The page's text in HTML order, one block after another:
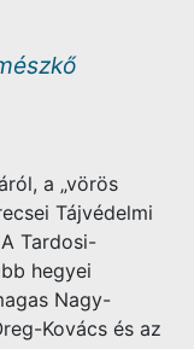
a „vörös
Tájvédelmi
Tardosi-
hegyei
Nagy-
Kovács és az